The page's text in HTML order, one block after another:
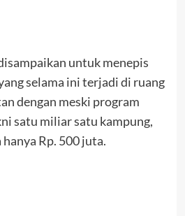
untuk menepis
selama ini terjadi di ruang
dengan meski program
satu miliar satu kampung,
Rp. 500 juta.